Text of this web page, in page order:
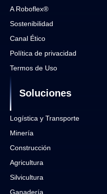
A Roboflex®
Sostenibilidad
Canal Ético
Política de privacidad
Termos de Uso
Soluciones
Logística y Transporte
Minería
Construcción
Agricultura
Silvicultura
Ganadería